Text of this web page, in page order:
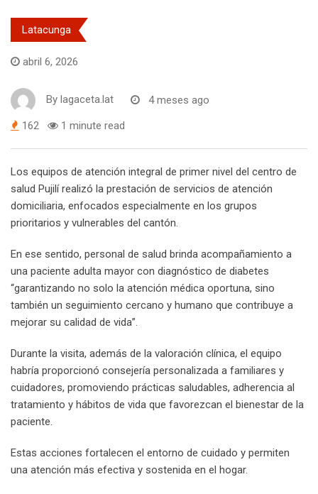
Latacunga
abril 6, 2026
By lagaceta.lat 4 meses ago
162 1 minute read
Los equipos de atención integral de primer nivel del centro de
salud Pujilí realizó la prestación de servicios de atención
domiciliaria, enfocados especialmente en los grupos
prioritarios y vulnerables del cantón.
En ese sentido, personal de salud brinda acompañamiento a
una paciente adulta mayor con diagnóstico de diabetes
“garantizando no solo la atención médica oportuna, sino
también un seguimiento cercano y humano que contribuye a
mejorar su calidad de vida”.
Durante la visita, además de la valoración clínica, el equipo
habría proporcionó consejería personalizada a familiares y
cuidadores, promoviendo prácticas saludables, adherencia al
tratamiento y hábitos de vida que favorezcan el bienestar de la
paciente.
Estas acciones fortalecen el entorno de cuidado y permiten
una atención más efectiva y sostenida en el hogar.